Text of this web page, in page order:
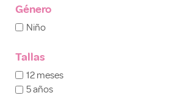
Género
Niño
Tallas
12 meses
5 años